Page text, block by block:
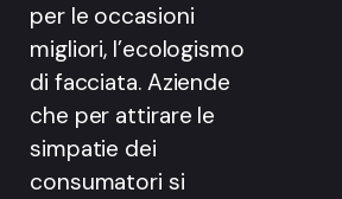
per le occasioni
migliori, l’ecologismo
di facciata. Aziende
che per attirare le
simpatie dei
consumatori si